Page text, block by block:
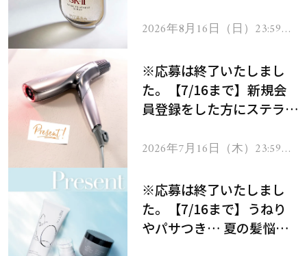
2026年8月16日（日）23:59ま
※応募は終了いたしまし
た。【7/16まで】新規会
員登録をした方にステラボ
ヘアドライヤー ジュエル
2026年7月16日（木）23:59ま
※応募は終了いたしまし
た。【7/16まで】うねり
やパサつき… 夏の髪悩み